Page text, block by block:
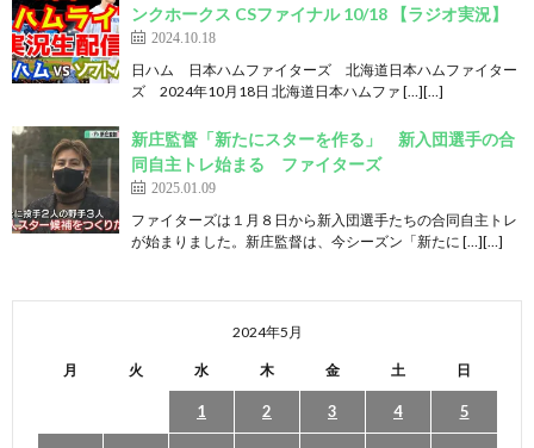
ンクホークス CSファイナル 10/18 【ラジオ実況】
2024.10.18
日ハム 日本ハムファイターズ 北海道日本ハムファイター
ズ 2024年10月18日 北海道日本ハムファ […][…]
新庄監督「新たにスターを作る」 新入団選手の合
同自主トレ始まる ファイターズ
2025.01.09
ファイターズは１月８日から新入団選手たちの合同自主トレ
が始まりました。新庄監督は、今シーズン「新たに […][…]
2024年5月
月 火 水 木 金 土 日
1 2 3 4 5